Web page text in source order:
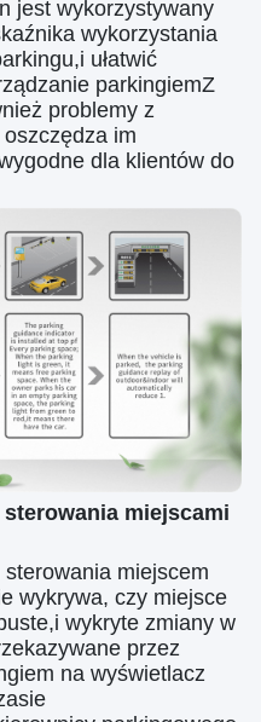
jest wykorzystywany
wykorzystania
ułatwić
parkingiemZ
problemy z
im
dla klientów do
miejscami
miejscem
wykrywa, czy miejsce
wykryte zmiany w
przez
na wyświetlacz